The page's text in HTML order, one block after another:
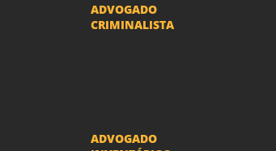
ADVOGADO
CRIMINALISTA
ADVOGADO